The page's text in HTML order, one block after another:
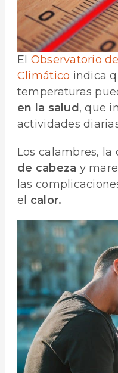
El Observatorio
Climático indica
temperaturas
en la salud , que
actividades
Los calambres, la
de cabeza y
las
el calor.